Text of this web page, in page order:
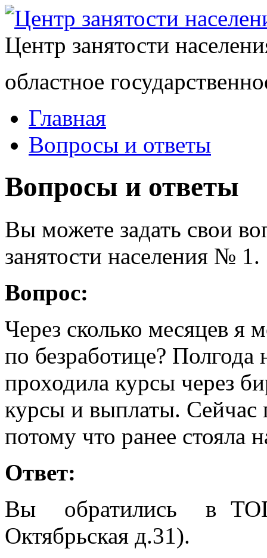
Центр занятости
областное
Главная
Вопросы и ответы
Вопросы и ответы
Вы можете задать свои
занятости населения № 1.
Вопрос:
Через сколько месяцев я
по безработице? Полгода
проходила курсы через
курсы и выплаты. Сейчас
потому что ранее стояла
Ответ:
Вы обратились в
Октябрьская д.31).